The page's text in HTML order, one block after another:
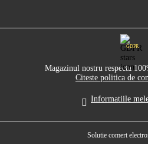
GDPR
Magazinul nostru respecta
Citeste politica de
Informatiile
Solutie comert